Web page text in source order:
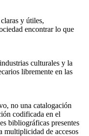
y útiles,
encontrar lo que
culturales y la
libremente en las
no una catalogación
codificada en el
bibliográficas presentes
multiplicidad de accesos